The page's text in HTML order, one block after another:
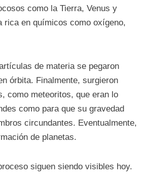
como la Tierra, Venus y
rica en químicos como oxígeno,
de materia se pegaron
órbita. Finalmente, surgieron
como meteoritos, que eran lo
como para que su gravedad
circundantes. Eventualmente,
de planetas.
siguen siendo visibles hoy.